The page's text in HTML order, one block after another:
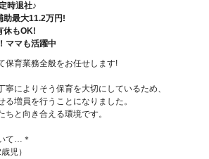
時退社♪
最大11.2万円!
休もOK!
ママも活躍中
保育業務全般をお任せします!
によりそう保育を大切にしているため、
増員を行うことになりました。
と向き合える環境です。
て…＊
児）